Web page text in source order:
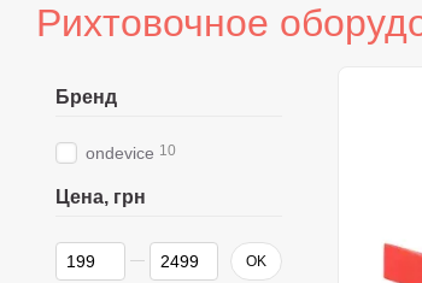
Рихтовочное
Бренд
ondevice 10
Цена, грн
От Цена, грн
До Цена, грн OK